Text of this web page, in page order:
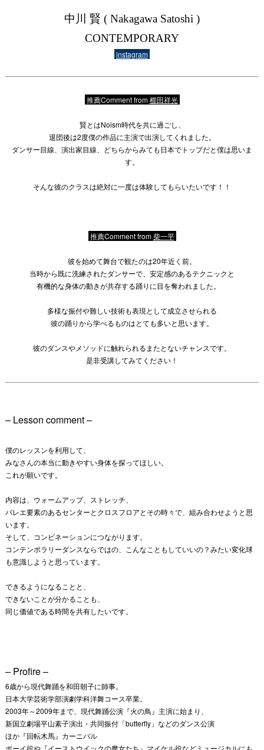
中川 賢 ( Nakagawa Satoshi )
CONTEMPORARY
instagram
推薦Comment from櫛田祥光
賢とはNoism時代を共に過ごし、
退団後は2度僕の作品に主演で出演してくれました。
ダンサー目線、演出家目線、どちらからみても日本でトップだと僕は思いま
す。
そんな彼のクラスは絶対に一度は体験してもらいたいです！！
推薦Comment from柴一平
彼を始めて舞台で観たのは20年近く前。
当時から既に洗練されたダンサーで、安定感のあるテクニックと
有機的な身体の動きが共存する踊りに目を奪われました。
多様な振付や難しい技術も表現として成立させられる
彼の踊りから学べるものはとても多いと思います。
彼のダンスやメソッドに触れられるまたとないチャンスです。
是非受講してみてください！
– Lesson comment –
僕のレッスンを利用して、
みなさんの本当に動きやすい身体を探ってほしい。
これが願いです。
内容は、ウォームアップ、ストレッチ、
バレエ要素のあるセンターとクロスフロアとその時々で、組み合わせようと思
います。
そして、コンビネーションにつながります。
コンテンポラリーダンスならではの、こんなこともしていいの？みたい変化球
も意識しようと思っています。
できるようになることと、
できないことが分かることも、
同じ価値である時間を共有したいです。
– Profire –
6歳から現代舞踊を和田朝子に師事。
日本大学芸術学部演劇学科洋舞コース卒業。
2003年～2009年まで、現代舞踊公演『火の鳥』主演に始まり、
新国立劇場平山素子演出・共同振付「butterfly」などのダンス公演
ほか『回転木馬』カーニバル